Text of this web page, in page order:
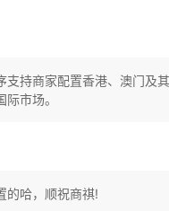
支持商家配置香港、澳门及
市场。
的哈，顺祝商祺!